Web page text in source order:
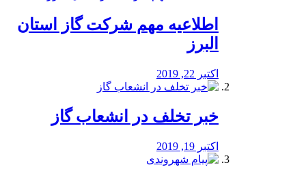
️اطلاعیه مهم شرکت گاز استان
البرز
اکتبر 22, 2019
خبر تخلف در انشعاب گاز
اکتبر 19, 2019